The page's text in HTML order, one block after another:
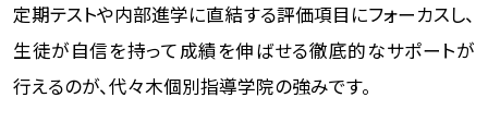
定期テストや内部進学に直結する評価項目にフォーカスし、
生徒が自信を持って成績を伸ばせる徹底的なサポートが
行えるのが、代々木個別指導学院の強みです。